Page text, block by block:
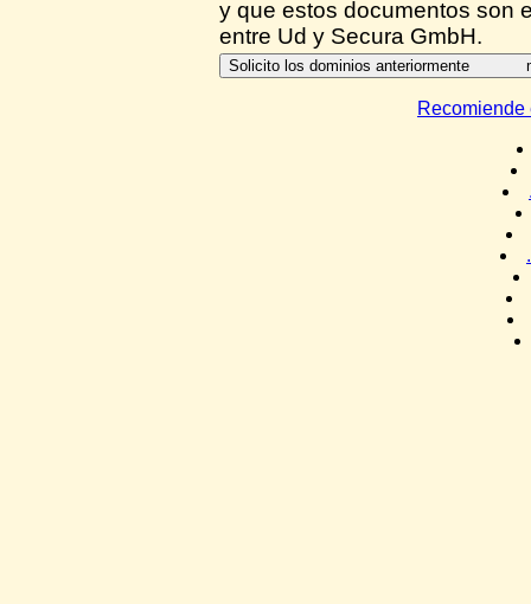
y que estos documentos son
entre Ud y Secura GmbH.
Recomiende